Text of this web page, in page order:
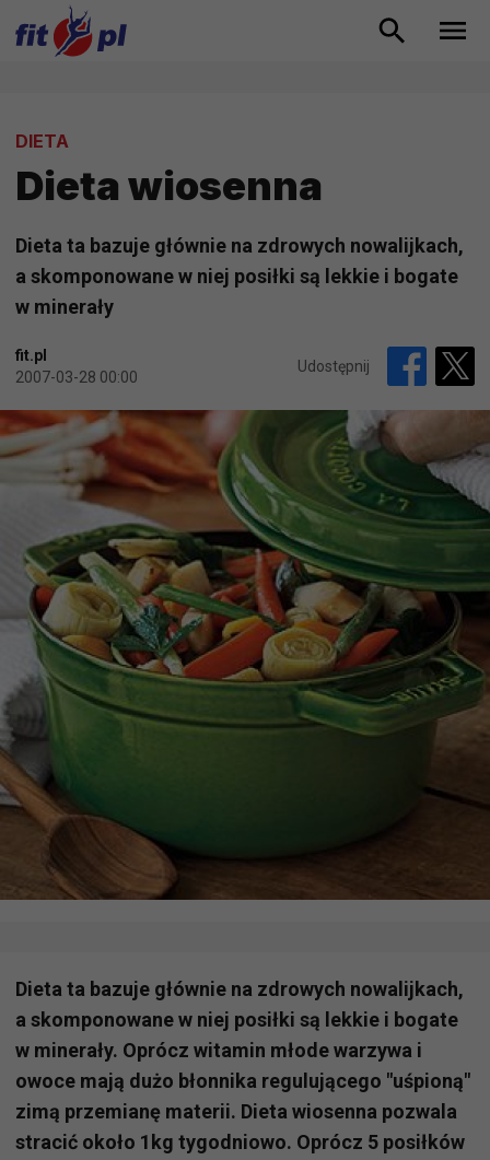
DIETA
Dieta wiosenna
Dieta ta bazuje głównie na zdrowych nowalijkach,
a skomponowane w niej posiłki są lekkie i bogate
w minerały
fit.pl
2007-03-28 00:00
Udostępnij
Dieta ta bazuje głównie na zdrowych nowalijkach,
a skomponowane w niej posiłki są lekkie i bogate
w minerały. Oprócz witamin młode warzywa i
owoce mają dużo błonnika regulującego "uśpioną"
zimą przemianę materii. Dieta wiosenna pozwala
stracić około 1kg tygodniowo. Oprócz 5 posiłków